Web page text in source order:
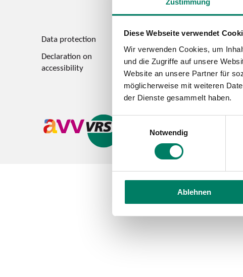
Diese Webseite verwendet
Wir verwenden Cookies, um
und die Zugriffe auf unsere
Website an unsere Partner für
möglicherweise mit weiteren
der Dienste gesammelt haben.
Einwilligungsauswahl
Notwendig
Ablehnen
Data protection Imprint
Declaration on
accessibility
Feedback on accessibility